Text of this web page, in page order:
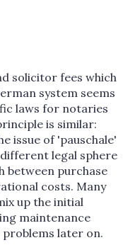
solicitor fees which
system seems
laws for notaries
is similar:
issue of 'pauschale'
legal sphere
between purchase
costs. Many
up the initial
maintenance
problems later on.